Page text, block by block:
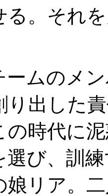
る。それ
ムのメ
り出した
の時代に
選び、訓
娘リア。